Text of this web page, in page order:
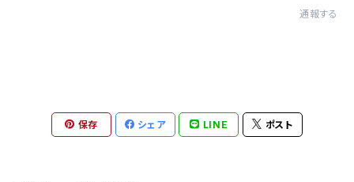
通報する
保存 シェア LINE ポスト